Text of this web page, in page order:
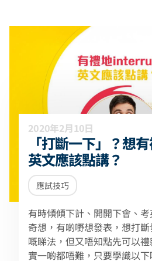
2020年2月10日
「打斷一下」？想
英文應該點講？
應試技巧
有時傾傾下計、開開下會、
奇想，有啲嘢想發表，想打
嘅睇法，但又唔知點先可以
實一啲都唔難，只要學識以